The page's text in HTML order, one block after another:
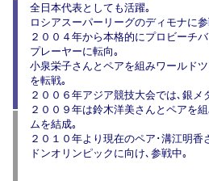
全日本代表としても活躍｡
ロシアスーパーリーグのディモナに参
２００４年から本格的にプロビーチ
プレーヤーに転向｡
小泉栄子さんとペアを組みワールド
を転戦｡
２００６年アジア競技大会では､銀メ
２００９年は鈴木洋美さんとペアを
ムを結成｡
２０１０年より現在のペア･溝江明香
ドンオリンピックに向け､参戦中｡